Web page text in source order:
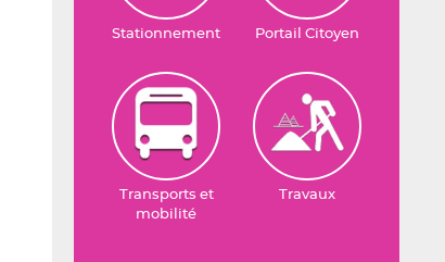
Stationnement Portail Citoyen
Transports et
mobilité
Travaux